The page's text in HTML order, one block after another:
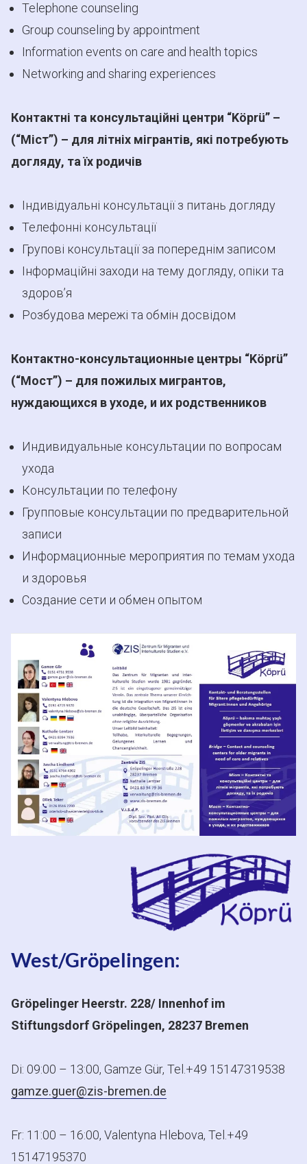
Telephone counseling
Group counseling by appointment
Information events on care and health topics
Networking and sharing experiences
Контактні та консультаційні центри “Köprü” –
(“Міст”) – для літніх мігрантів, які потребують
догляду, та їх родичів
Індивідуальні консультації з питань догляду
Телефонні консультації
Групові консультації за попереднім записом
Інформаційні заходи на тему догляду, опіки та
здоров’я
Розбудова мережі та обмін досвідом
Контактно-консультационные центры “Köprü”
(“Мост”) – для пожилых мигрантов,
нуждающихся в уходе, и их родственников
Индивидуальные консультации по вопросам
ухода
Консультации по телефону
Групповые консультации по предварительной
записи
Информационные мероприятия по темам ухода
и здоровья
Создание сети и обмен опытом
West/Gröpelingen:
Gröpelinger Heerstr. 228/ Innenhof im
Stiftungsdorf Gröpelingen, 28237 Bremen
Di: 09:00 – 13:00, Gamze Gür, Tel.+49 15147319538
gamze.guer@zis-bremen.de
Fr: 11:00 – 16:00, Valentyna Hlebova, Tel.+49
15147195370